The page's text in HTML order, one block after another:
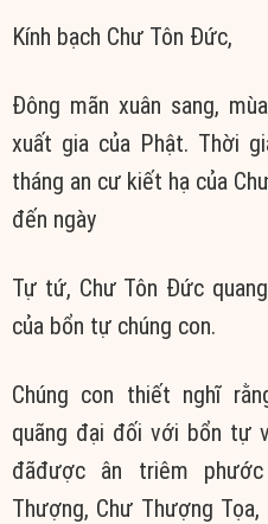
Kính bạch Chư Tôn Đức,
Đông mãn xuân sang,
xuất gia của Phật. Thời
tháng an cư kiết hạ của
đến ngày
Tự tứ, Chư Tôn Đức
của bổn tự chúng con.
Chúng con thiết nghĩ
quãng đại đối với bổn tự
đãđược ân triêm
Thượng, Chư Thượng